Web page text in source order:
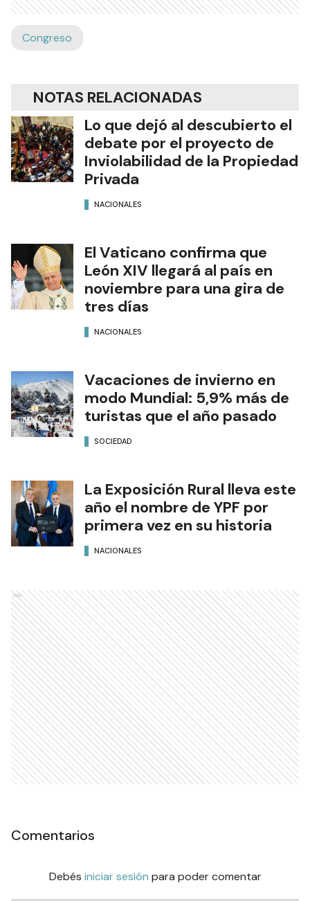
Congreso
NOTAS RELACIONADAS
Lo que dejó al descubierto el
debate por el proyecto de
Inviolabilidad de la Propiedad
Privada
NACIONALES
El Vaticano confirma que
León XIV llegará al país en
noviembre para una gira de
tres días
NACIONALES
Vacaciones de invierno en
modo Mundial: 5,9% más de
turistas que el año pasado
SOCIEDAD
La Exposición Rural lleva este
año el nombre de YPF por
primera vez en su historia
NACIONALES
Ads
Comentarios
Debés iniciar sesión para poder comentar